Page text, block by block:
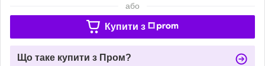
або
Купити з
Що таке купити з Пром?